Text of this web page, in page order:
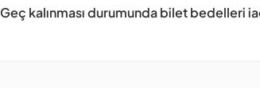
Geç kalınması durumunda bilet bedelleri